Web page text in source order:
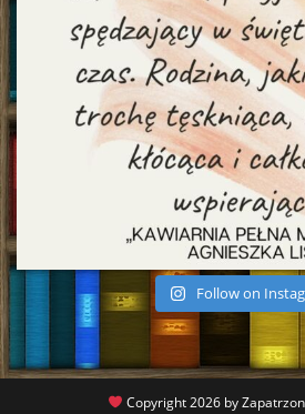
Follow on
Copyright 2026 by